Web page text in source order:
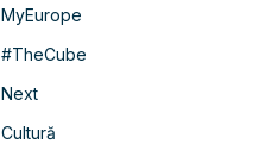
MyEurope
#TheCube
Next
Cultură